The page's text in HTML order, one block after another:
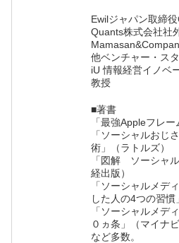
Ewilジャパン取締
Quants株式会社社
他ベンチャー・ス
iU 情報経営イノ
教授
■著書
「最強Appleフレ
「ソーシャルおじ
術」（ラトルズ）
「図解 ソーシャ
経出版）
「ソーシャルメデ
した人の4つの習慣
「ソーシャルメデ
０ヵ条」（マイナビ
など多数。